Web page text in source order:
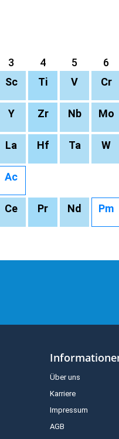
3
4 5 6
Sc Ti V Cr
Y Zr Nb Mo
La Hf Ta W
Ac
Ce Pr Nd Pm
Über uns
Karriere
Impressum
AGB